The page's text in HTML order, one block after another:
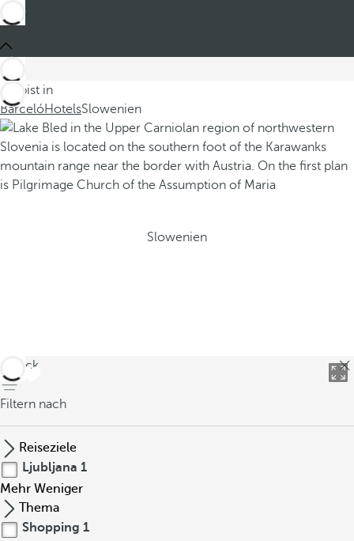
Du bist in
BarcelóHotelsSlowenien
Slowenien
zurück
Filtern nach
Reiseziele
Ljubljana 1
Mehr Weniger
Thema
Shopping 1